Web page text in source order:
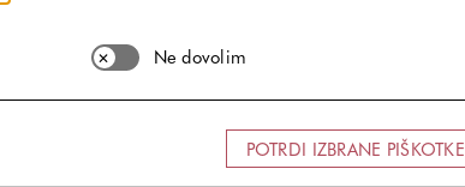
Ne dovolim
POTRDI IZBRANE PIŠKOTKE